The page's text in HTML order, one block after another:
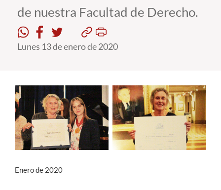
Formación Continua
Estudiantes
Alumni
English
de nuestra Facultad de Derecho.
Lunes 13 de enero de 2020
Enero de 2020